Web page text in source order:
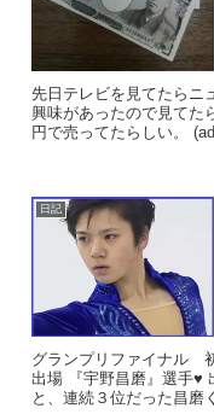
先日テレビを見てたらニ
興味があったので見てた
円で売ってたらしい。
日記
グランプリファイナル
出場 『宇野昌磨』選手♥
と、連続３位だった昌磨